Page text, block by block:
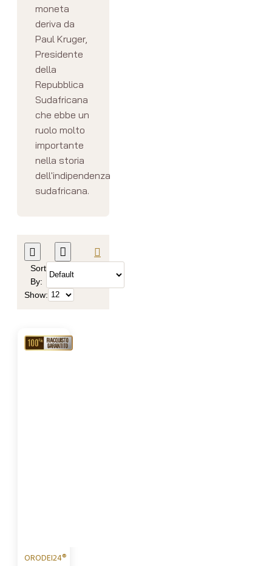
moneta
deriva da
Paul Kruger,
Presidente
della
Repubblica
Sudafricana
che ebbe un
ruolo molto
importante
nella storia
dell'indipendenza
sudafricana.
Sort
By:
Show:
RIACQUISTO
ORODEI24®